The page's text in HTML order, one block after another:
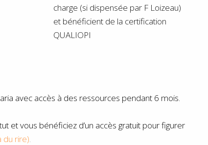
charge (si dispensée par F Loizeau)
et bénéficient de la certification
QUALIOPI
avec accès à des ressources pendant 6 mois.
et vous bénéficiez d’un accès gratuit pour figurer
du rire).